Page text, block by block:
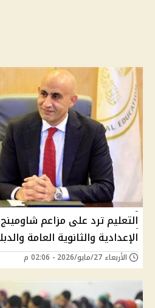
التعليم ترد على مزاعم
الإعدادية والثانوية العامة
الأربعاء 27/مايو/2026 - 02:06 م